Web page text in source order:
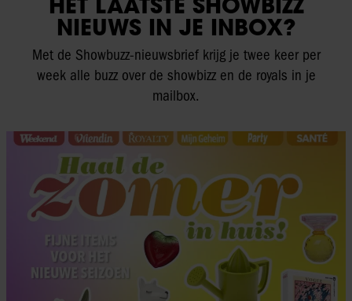
NIEUWS IN JE INBOX?
Met de Showbuzz-nieuwsbrief krijg je twee keer per
week alle buzz over de showbizz en de royals in je
mailbox.